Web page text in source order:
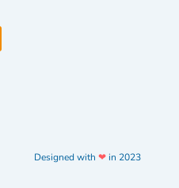
Designed with ❤in 2023